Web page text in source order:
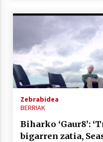
2021/
2021/
Zebrabidea
BERRIAK
Biharko ‘Gaur8’:
bigarren zatia,